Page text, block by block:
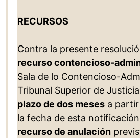
RECURSOS
Contra la presente
recurso contencioso-
Sala de lo Contencioso-
Tribunal Superior de
plazo de dos meses a
la fecha de esta
recurso de anulación